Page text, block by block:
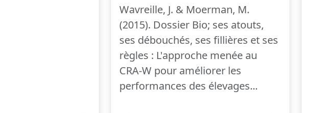
Wavreille, J. & Moerman, M.
(2015). Dossier Bio; ses atouts,
ses débouchés, ses fillières et ses
règles : L'approche menée au
CRA-W pour améliorer les
performances des élevages...